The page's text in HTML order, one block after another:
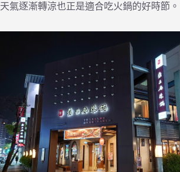
天氣逐漸轉涼也正是適合吃火鍋的好時節。